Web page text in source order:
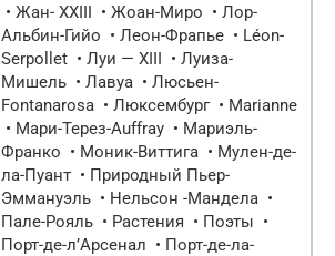
• Жан- XXIII • Жоан-Миро • Лор-
Альбин-Гийо • Леон-Фрапье • Léon-
Serpollet • Луи — XIII • Луиза-
Мишель • Лавуа • Люсьен-
Fontanarosa • Люксембург • Marianne
• Мари-Терез-Auffray • Мариэль-
Франко • Моник-Виттига • Мулен-де-
ла-Пуант • Природный Пьер-
Эммануэль • Нельсон -Мандела •
Пале-Рояль • Растения • Поэты •
Порт-де-л’Арсенал • Порт-де-ла-